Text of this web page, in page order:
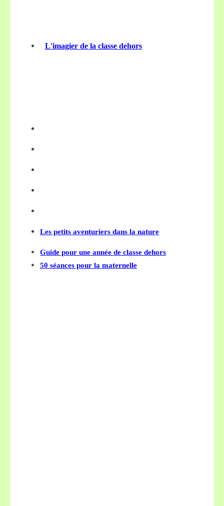
L'imagier de la classe dehors
Les petits aventuriers dans la nature
Guide pour une année de classe dehors
50 séances pour la maternelle